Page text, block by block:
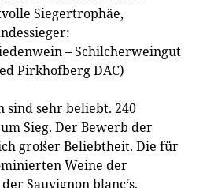
Siegertrophäe,
– Schilcherweingut
Pirkhofberg DAC)
sind sehr beliebt. 240
Sieg. Der Bewerb der
großer Beliebtheit. Die für
Weine der
Sauvignon blanc‘s,